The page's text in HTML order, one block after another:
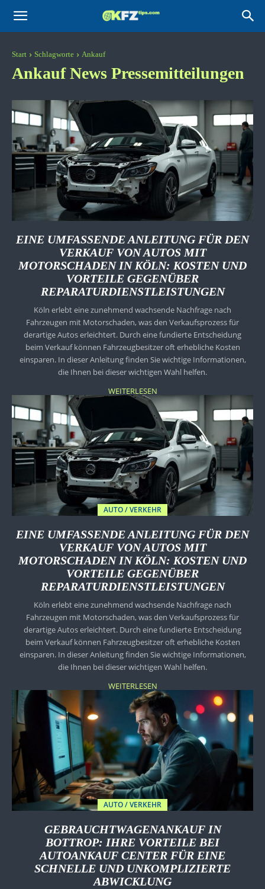
KFZtips.com
Start Schlagworte Ankauf
AnkaufNews Pressemitteilungen
EINE UMFASSENDE ANLEITUNG FÜR DEN
VERKAUF VON AUTOS MIT
MOTORSCHADEN IN KÖLN: KOSTEN UND
VORTEILE GEGENÜBER
REPARATURDIENSTLEISTUNGEN
Köln erlebt eine zunehmend wachsende Nachfrage nach
Fahrzeugen mit Motorschaden, was den Verkaufsprozess für
derartige Autos erleichtert. Durch eine fundierte Entscheidung
beim Verkauf können Fahrzeugbesitzer oft erhebliche Kosten
einsparen. In dieser Anleitung finden Sie wichtige Informationen,
die Ihnen bei dieser wichtigen Wahl helfen.
WEITERLESEN
AUTO / VERKEHR
EINE UMFASSENDE ANLEITUNG FÜR DEN
VERKAUF VON AUTOS MIT
MOTORSCHADEN IN KÖLN: KOSTEN UND
VORTEILE GEGENÜBER
REPARATURDIENSTLEISTUNGEN
Köln erlebt eine zunehmend wachsende Nachfrage nach
Fahrzeugen mit Motorschaden, was den Verkaufsprozess für
derartige Autos erleichtert. Durch eine fundierte Entscheidung
beim Verkauf können Fahrzeugbesitzer oft erhebliche Kosten
einsparen. In dieser Anleitung finden Sie wichtige Informationen,
die Ihnen bei dieser wichtigen Wahl helfen.
WEITERLESEN
AUTO / VERKEHR
GEBRAUCHTWAGENANKAUF IN
BOTTROP: IHRE VORTEILE BEI
AUTOANKAUF CENTER FÜR EINE
SCHNELLE UND UNKOMPLIZIERTE
ABWICKLUNG